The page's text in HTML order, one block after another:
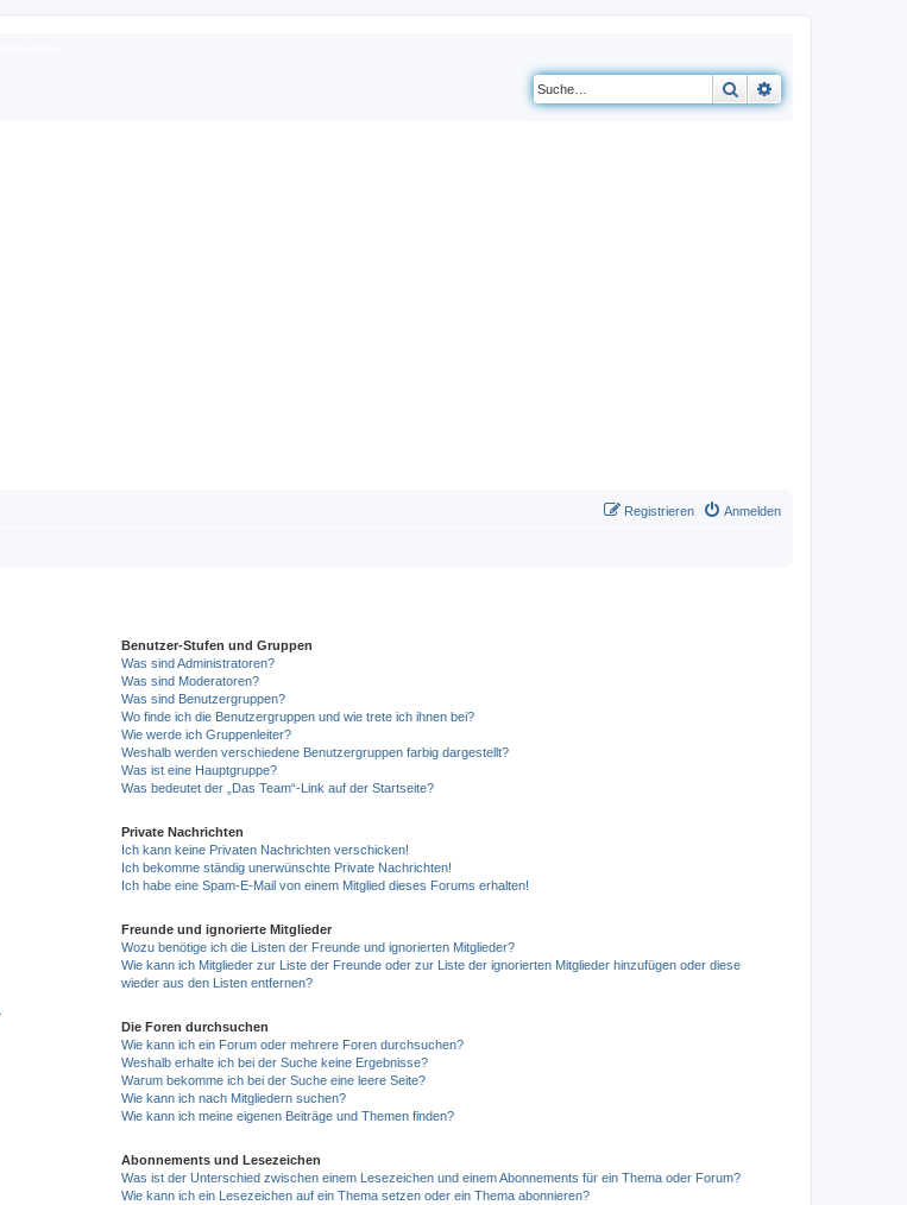
Suche
Anmelden
Registrieren
Benutzer-Stufen und Gruppen
Was sind Administratoren?
Was sind Moderatoren?
Was sind Benutzergruppen?
Wo finde ich die Benutzergruppen und wie trete ich ihnen bei?
Wie werde ich Gruppenleiter?
Weshalb werden verschiedene Benutzergruppen farbig dargestellt?
Was ist eine Hauptgruppe?
Was bedeutet der „Das Team“-Link auf der Startseite?
Private Nachrichten
Ich kann keine Privaten Nachrichten verschicken!
Ich bekomme ständig unerwünschte Private Nachrichten!
Ich habe eine Spam-E-Mail von einem Mitglied dieses Forums erhalten!
Freunde und ignorierte Mitglieder
Wozu benötige ich die Listen der Freunde und ignorierten Mitglieder?
Wie kann ich Mitglieder zur Liste der Freunde oder zur Liste der ignorierten Mitglieder hinzufügen oder diese
wieder aus den Listen entfernen?
Die Foren durchsuchen
Wie kann ich ein Forum oder mehrere Foren durchsuchen?
Weshalb erhalte ich bei der Suche keine Ergebnisse?
Warum bekomme ich bei der Suche eine leere Seite?
Wie kann ich nach Mitgliedern suchen?
Wie kann ich meine eigenen Beiträge und Themen finden?
Abonnements und Lesezeichen
Was ist der Unterschied zwischen einem Lesezeichen und einem Abonnements für ein Thema oder Forum?
Wie kann ich ein Lesezeichen auf ein Thema setzen oder ein Thema abonnieren?